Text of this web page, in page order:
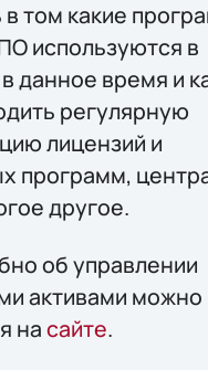
том какие
используются в
данное время и
регулярную
лицензий и
программ,
другое.
об управлении
активами можно
насайте.